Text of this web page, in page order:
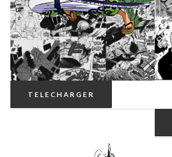
TELECHARGER